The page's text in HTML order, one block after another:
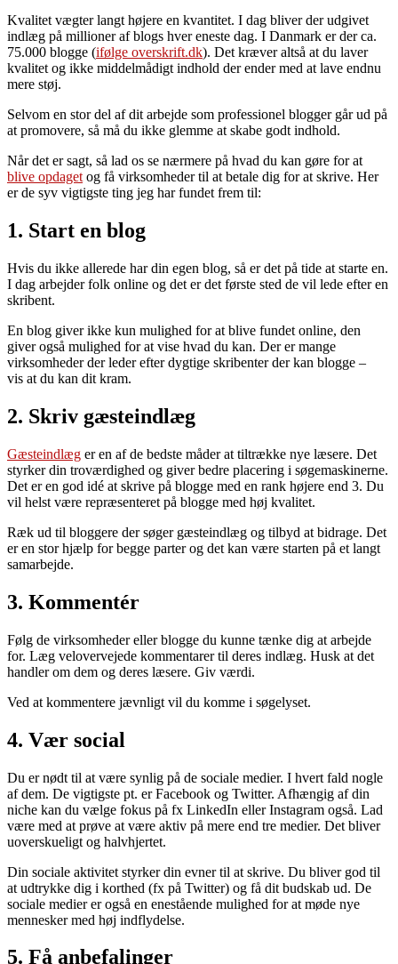
Kvalitet vægter langt højere en kvantitet. I dag bliver der udgivet
indlæg på millioner af blogs hver eneste dag. I Danmark er der ca.
75.000 blogge (ifølge overskrift.dk). Det kræver altså at du laver
kvalitet og ikke middelmådigt indhold der ender med at lave endnu
mere støj.
Selvom en stor del af dit arbejde som professionel blogger går ud på
at promovere, så må du ikke glemme at skabe godt indhold.
Når det er sagt, så lad os se nærmere på hvad du kan gøre for at
blive opdaget og få virksomheder til at betale dig for at skrive. Her
er de syv vigtigste ting jeg har fundet frem til:
1. Start en blog
Hvis du ikke allerede har din egen blog, så er det på tide at starte en.
I dag arbejder folk online og det er det første sted de vil lede efter en
skribent.
En blog giver ikke kun mulighed for at blive fundet online, den
giver også mulighed for at vise hvad du kan. Der er mange
virksomheder der leder efter dygtige skribenter der kan blogge –
vis at du kan dit kram.
2. Skriv gæsteindlæg
Gæsteindlæg er en af de bedste måder at tiltrække nye læsere. Det
styrker din troværdighed og giver bedre placering i søgemaskinerne.
Det er en god idé at skrive på blogge med en rank højere end 3. Du
vil helst være repræsenteret på blogge med høj kvalitet.
Ræk ud til bloggere der søger gæsteindlæg og tilbyd at bidrage. Det
er en stor hjælp for begge parter og det kan være starten på et langt
samarbejde.
3. Kommentér
Følg de virksomheder eller blogge du kunne tænke dig at arbejde
for. Læg velovervejede kommentarer til deres indlæg. Husk at det
handler om dem og deres læsere. Giv værdi.
Ved at kommentere jævnligt vil du komme i søgelyset.
4. Vær social
Du er nødt til at være synlig på de sociale medier. I hvert fald nogle
af dem. De vigtigste pt. er Facebook og Twitter. Afhængig af din
niche kan du vælge fokus på fx LinkedIn eller Instagram også. Lad
være med at prøve at være aktiv på mere end tre medier. Det bliver
uoverskueligt og halvhjertet.
Din sociale aktivitet styrker din evner til at skrive. Du bliver god til
at udtrykke dig i korthed (fx på Twitter) og få dit budskab ud. De
sociale medier er også en enestående mulighed for at møde nye
mennesker med høj indflydelse.
5. Få anbefalinger